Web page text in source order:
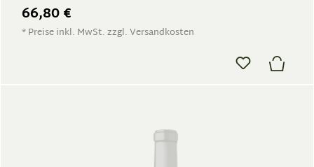
66,80 €
* Preise inkl. MwSt. zzgl. Versandkosten